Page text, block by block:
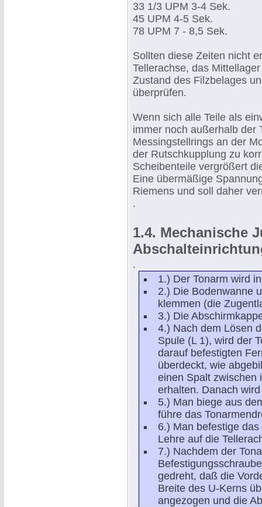
33 1/3 UPM 3-4 Sek.
45 UPM 4-5 Sek.
78 UPM 7 - 8,5 Sek.
Sollten diese Zeiten nicht
Tellerachse, das
Zustand des Filzbelages
überprüfen.
Wenn sich alle Teile als
immer noch außerhalb der
Messingstellrings an der
der Rutschkupplung zu
Scheibenteile vergrößert
Eine übermäßige
Riemens und soll daher
.
1.4. Mechanische
.
1.) Der Tonarm wird
2.) Die Bodenwanne
klemmen (die
3.) Die
4.) Nach dem Lösen
Spule (L 1), wird der
darauf befestigten
überdeckt, wie
einen Spalt zwischen
erhalten. Danach
5.) Man biege aus
führe das
6.) Man befestige
Lehre auf die
7.) Nachdem der
gedreht, daß die
Breite des U-Kerns
angezogen und die